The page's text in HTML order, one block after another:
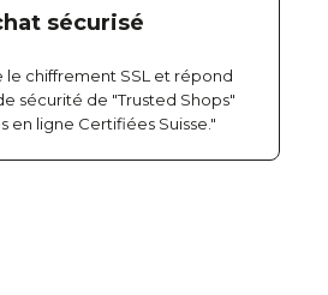
sécurisé
le chiffrement SSL et répond
sécurité de "Trusted Shops"
en ligne Certifiées Suisse."